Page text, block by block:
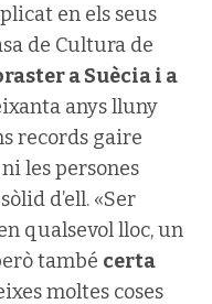
en els seus
de Cultura de
a Suècia i a
anys lluny
records gaire
les persones
d’ell. «Ser
qualsevol lloc, un
també certa
moltes coses